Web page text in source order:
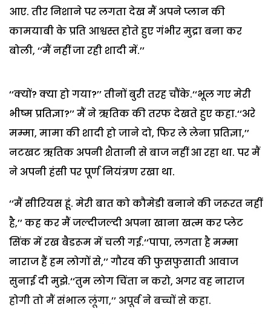
आए. तीर निशाने पर लगता देख मैं अपने प्लान की
कामयाबी के प्रति आश्वस्त होते हुए गंभीर मुद्रा बना कर
बोली, ‘‘मैं नहीं जा रही शादी में.’’
‘‘क्यों? क्या हो गया?’’ तीनों बुरी तरह चौंके.‘‘भूल गए मेरी
भीष्म प्रतिज्ञा?’’ मैं ने ऋतिक की तरफ देखते हुए कहा.‘‘अरे
मम्मा, मामा की शादी हो जाने दो, फिर ले लेना प्रतिज्ञा,’’
नटखट ऋतिक अपनी शैतानी से बाज नहीं आ रहा था. पर मैं
ने अपनी हंसी पर पूर्ण नियंत्रण रखा था.
‘‘मैं सीरियस हूं. मेरी बात को कौमेडी बनाने की जरूरत नहीं
है,’’ कह कर मैं जल्दीजल्दी अपना खाना खत्म कर प्लेट
सिंक में रख बैडरूम में चली गई.‘‘पापा, लगता है मम्मा
नाराज हैं हम लोगों से,’’ गौरव की फुसफुसाती आवाज
सुनाई दी मुझे.‘‘तुम लोग चिंता न करो, अगर वह नाराज
होगी तो मैं संभाल लूंगा,’’ अपूर्व ने बच्चों से कहा.